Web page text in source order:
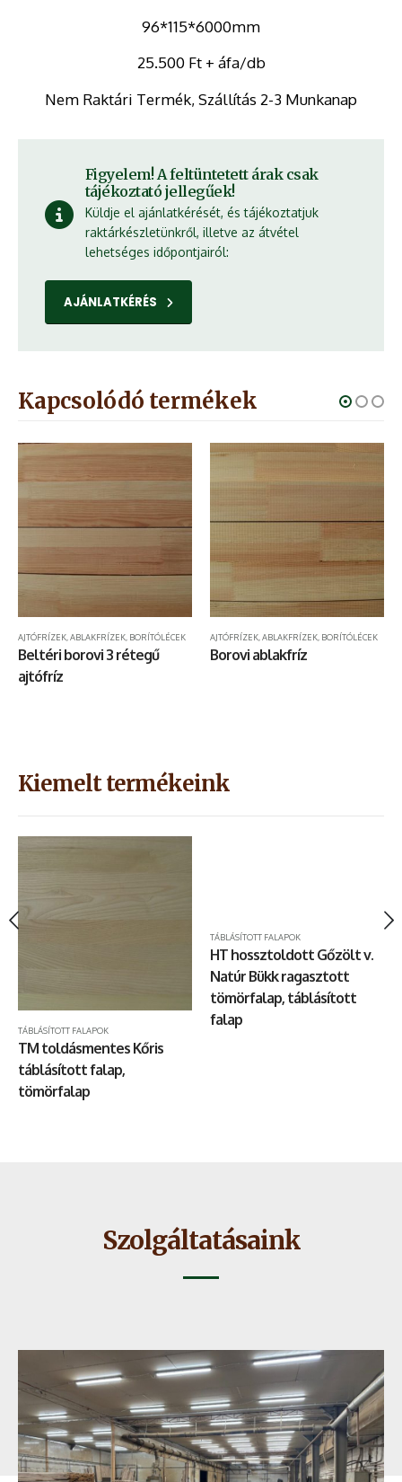
96*115*6000mm
25.500 Ft + áfa/db
Nem Raktári Termék, Szállítás 2-3 Munkanap
Figyelem! A feltüntetett árak csak
tájékoztató jellegűek!
Küldje el ajánlatkérését, és tájékoztatjuk
raktárkészletünkről, illetve az átvétel
lehetséges időpontjairól:
AJÁNLATKÉRÉS
Kapcsolódó termékek
FALAPOK
AJTÓFRÍZEK, ABLAKFRÍZEK, BORÍTÓLÉCEK
Beltéri borovi 3 rétegű
ajtófríz
AJTÓFRÍZEK, ABLAKFRÍZEK, BORÍTÓLÉCEK
Borovi ablakfríz
Kiemelt termékeink
MUNKALAPOK,LÉPCSŐLAPOK TÁBLÁSÍTOTT FALAPOK
TÁBLÁSÍTOTT FALAPOK
TM toldásmentes Kőris
táblásított falap,
tömörfalap
TÁBLÁSÍTOTT FALAPOK
HT hossztoldott Gőzölt v.
Natúr Bükk ragasztott
tömörfalap, táblásított
falap
Szolgáltatásaink